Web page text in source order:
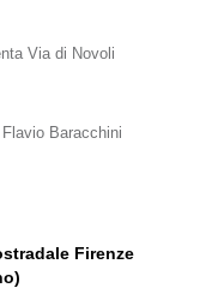
Via di Novoli
Baracchini
Firenze